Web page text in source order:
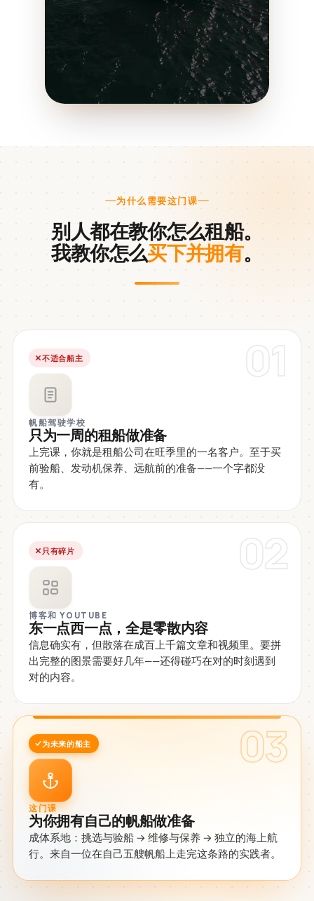
为什么需要这门课
别人都在教你怎么租船。
我教你怎么买下并拥有。
01
不适合船主
帆船驾驶学校
只为一周的租船做准备
上完课，你就是租船公司在旺季里的一名客户。至于买
前验船、发动机保养、远航前的准备——一个字都没
有。
02
只有碎片
博客和 YOUTUBE
东一点西一点，全是零散内容
信息确实有，但散落在成百上千篇文章和视频里。要拼
出完整的图景需要好几年——还得碰巧在对的时刻遇到
对的内容。
03
为未来的船主
这门课
为你拥有自己的帆船做准备
成体系地：挑选与验船 → 维修与保养 → 独立的海上航
行。来自一位在自己五艘帆船上走完这条路的实践者。